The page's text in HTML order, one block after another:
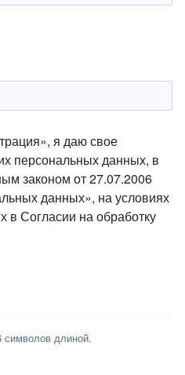
я даю свое
персональных данных, в
законом от 27.07.2006
данных», на условиях
в Согласии на обработку
длиной.